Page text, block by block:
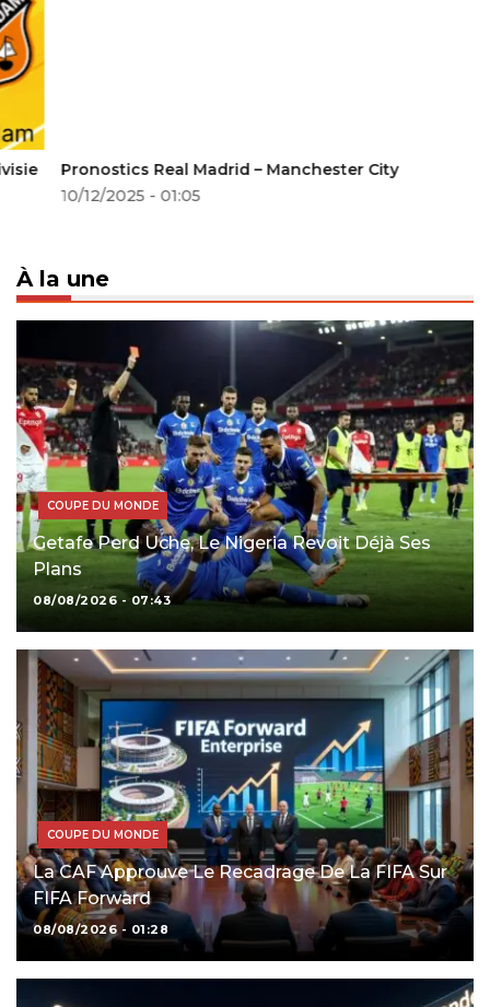
Pronostics Real Madrid – Manchester City
10/12/2025 - 01:05
À la une
COUPE DU MONDE
Getafe Perd Uche, Le Nigeria Revoit Déjà Ses
Plans
08/08/2026 - 07:43
COUPE DU MONDE
La CAF Approuve Le Recadrage De La FIFA Sur
FIFA Forward
08/08/2026 - 01:28